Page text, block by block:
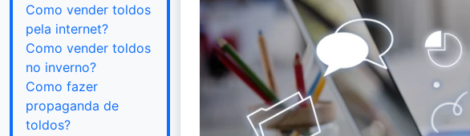
Como vender toldos
pela internet?
Como vender toldos
no inverno?
Como fazer
propaganda de
toldos?